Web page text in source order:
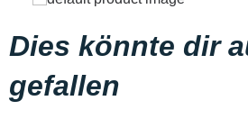
Dies könnte dir
gefallen